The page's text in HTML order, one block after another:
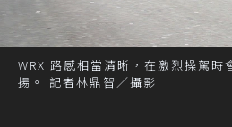
WRX 路感相當清晰，在激烈操駕時
揚。 記者林鼎智／攝影